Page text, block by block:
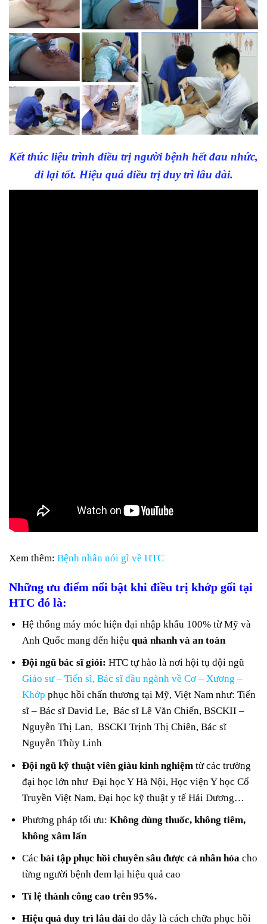
Kết thúc liệu trình điều trị người bệnh hết đau nhức,
đi lại tốt. Hiệu quả điều trị duy trì lâu dài.
Xem thêm: Bệnh nhân nói gì về HTC
Những ưu điểm nổi bật khi điều trị khớp gối tại
HTC đó là:
Hệ thống máy móc hiện đại nhập khẩu 100% từ Mỹ và
Anh Quốc mang đến hiệuquả nhanh và an toàn
Đội ngũ bác sĩ giỏi: HTC tự hào là nơi hội tụ đội ngũ
Giáo sư – Tiến sĩ, Bác sĩ đầu ngành về Cơ – Xương –
Khớp phục hồi chấn thương tại Mỹ, Việt Nam như: Tiến
sĩ – Bác sĩ David Le, Bác sĩ Lê Văn Chiến, BSCKII –
Nguyễn Thị Lan, BSCKI Trịnh Thị Chiên, Bác sĩ
Nguyễn Thùy Linh
Đội ngũ kỹ thuật viên giàu kinh nghiệm từ các trường
đại học lớn như Đại học Y Hà Nội, Học viện Y học Cổ
Truyền Việt Nam, Đại học kỹ thuật y tế Hải Dương…
Phương pháp tối ưu:Không dùng thuốc, không tiêm,
không xâm lấn
Cácbài tập phục hồi chuyên sâu được cá nhân hóa cho
từng người bệnh đem lại hiệu quả cao
Tỉ lệ thành công cao trên 95%.
Hiệu quả duy trì lâu dài do đây là cách chữa phục hồi